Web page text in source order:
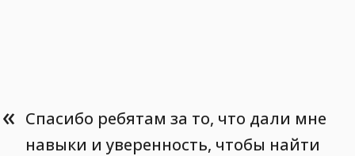
« Спасибо ребятам за то, что дали мне
навыки и уверенность, чтобы найти